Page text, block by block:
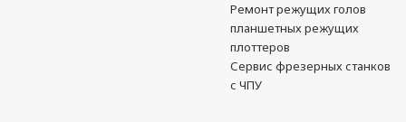
Ремонт режущих голов
планшетных режущих
плоттеров
Сервис фрезерных станков
с ЧПУ